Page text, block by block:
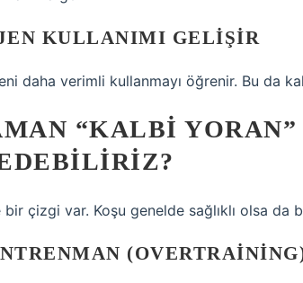
KULLANIMI GELIŞIR
daha verimli kullanmayı öğrenir. Bu da
“KALBI
bir çizgi var. Koşu genelde sağlıklı olsa